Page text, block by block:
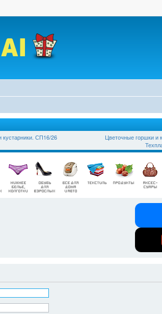
СП16/26
Цветочные горшки и